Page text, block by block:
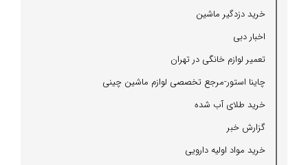
خرید دزدگیر ماشین
اخبار دبی
تعمیر لوازم خانگی در تهران
چاینا استور-مرجع تخصصی لوازم ماشین چینی
خرید طلای آب شده
گزارش خبر
خرید مواد اولیه دارویی